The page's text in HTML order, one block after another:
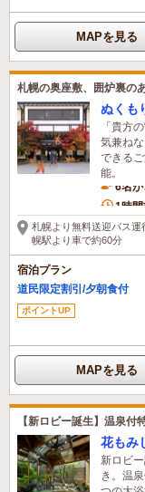
MAPを見る
札幌の奥座敷、囲炉裏の
ぬくも
「貴方
気兼ね
できる
能。
6名が
1時
札幌より無料送迎バス
幌駅より車で約60分
宿泊プラン
道民限定割引/夕朝食付
ポイントUP
MAPを見る
【新ロビー誕生】温泉
花もみ
新ロビ
き。温